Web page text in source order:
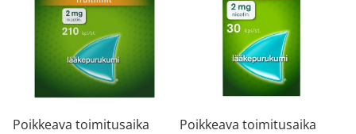
Poikkeava toimitusaika
Poikkeava toimitusaika